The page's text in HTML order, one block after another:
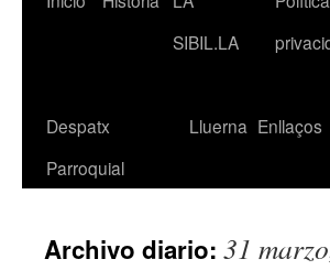
SIBIL.LA
Despatx
Parroquial
Lluerna Enllaços
Archivo diario: 31